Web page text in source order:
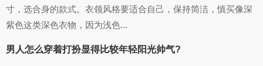
寸，选合身的款式。衣领风格要适合自己，保持简洁，慎买像深
紫色这类深色衣物，因为浅色...
男人怎么穿着打扮显得比较年轻阳光帅气?